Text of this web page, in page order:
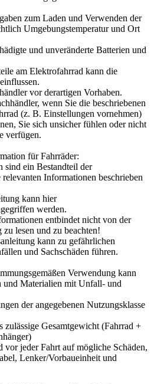
zum Laden und Verwenden der
Umgebungstemperatur und Ort
und unveränderte Batterien und
am Elektrofahrrad kann die
vor derartigen Vorhaben.
wenn Sie die beschriebenen
(z. B. Einstellungen vornehmen)
Sie sich unsicher fühlen oder nicht
verfügen.
für Fahrräder:
sind ein Bestandteil der
Informationen beschrieben
kann hier
werden.
entbindet nicht von der
lesen und zu beachten!
kann zu gefährlichen
und Sachschäden führen.
Verwendung kann
und Materialien mit Unfall- und
der angegebenen Nutzungsklasse
zulässige Gesamtgewicht (Fahrrad +
vor jeder Fahrt auf mögliche Schäden,
Lenker/Vorbaueinheit und